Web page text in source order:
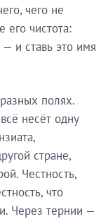
чего не
его чистота:
— и ставь это имя
полях.
несёт одну
стране,
Честность,
что
Через тернии —